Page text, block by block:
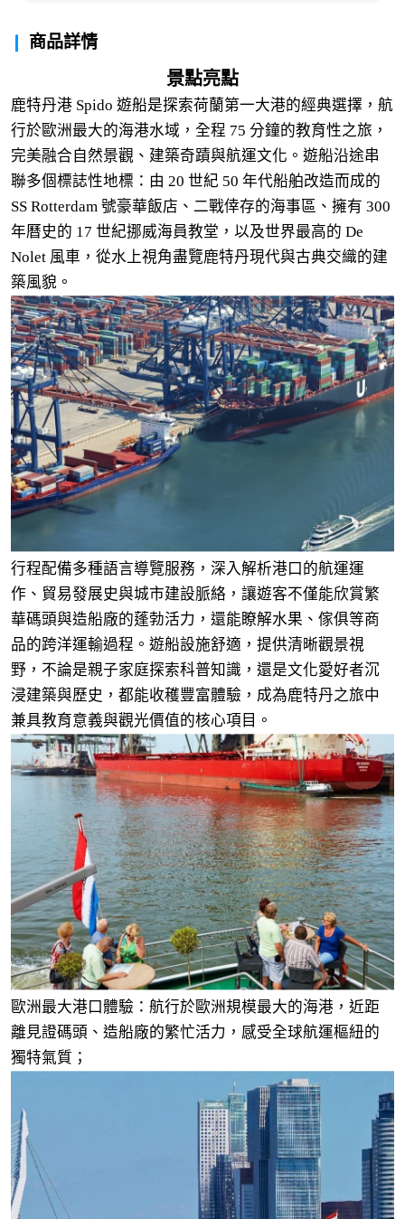
商品詳情
景點亮點
鹿特丹港 Spido 遊船是探索荷蘭第一大港的經典選擇，航
行於歐洲最大的海港水域，全程 75 分鐘的教育性之旅，
完美融合自然景觀、建築奇蹟與航運文化。遊船沿途串
聯多個標誌性地標：由 20 世紀 50 年代船舶改造而成的
SS Rotterdam 號豪華飯店、二戰倖存的海事區、擁有 300
年曆史的 17 世紀挪威海員教堂，以及世界最高的 De
Nolet 風車，從水上視角盡覽鹿特丹現代與古典交織的建
築風貌。
行程配備多種語言導覽服務，深入解析港口的航運運
作、貿易發展史與城市建設脈絡，讓遊客不僅能欣賞繁
華碼頭與造船廠的蓬勃活力，還能瞭解水果、傢俱等商
品的跨洋運輸過程。遊船設施舒適，提供清晰觀景視
野，不論是親子家庭探索科普知識，還是文化愛好者沉
浸建築與歷史，都能收穫豐富體驗，成為鹿特丹之旅中
兼具教育意義與觀光價值的核心項目。
歐洲最大港口體驗：航行於歐洲規模最大的海港，近距
離見證碼頭、造船廠的繁忙活力，感受全球航運樞紐的
獨特氣質；